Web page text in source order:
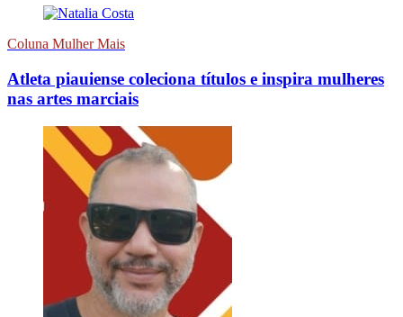
Coluna Mulher Mais
Atleta piauiense coleciona títulos e inspira mulheres
nas artes marciais